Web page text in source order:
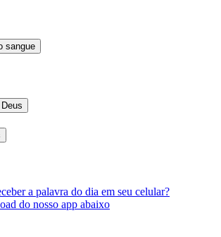
sangue
a palavra do dia em seu celular?
do nosso app abaixo